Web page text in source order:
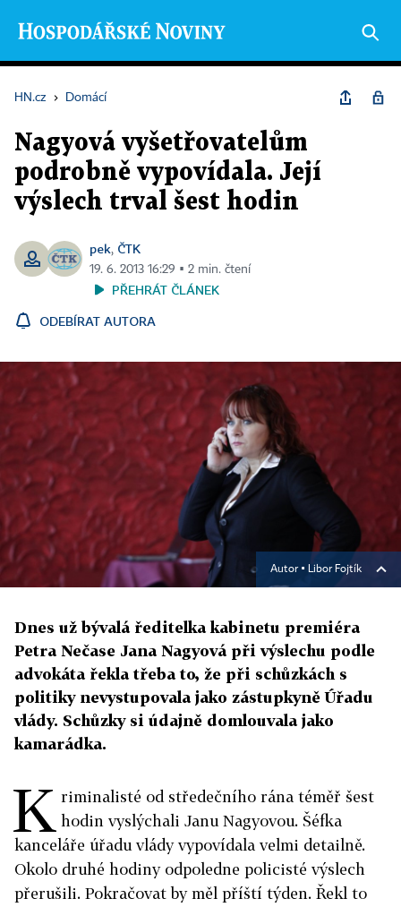
HN.cz › Domácí
Nagyová vyšetřovatelům
podrobně vypovídala. Její
výslech trval šest hodin
pek, ČTK
19. 6. 2013 16:29 ▪ 2 min. čtení
PŘEHRÁT ČLÁNEK
ODEBÍRAT AUTORA
Autor ▪ Libor Fojtík
Dnes už bývalá ředitelka kabinetu premiéra
Petra Nečase Jana Nagyová při výslechu podle
advokáta řekla třeba to, že při schůzkách s
politiky nevystupovala jako zástupkyně Úřadu
vlády. Schůzky si údajně domlouvala jako
kamarádka.
K riminalisté od středečního rána téměř šest
hodin vyslýchali Janu Nagyovou. Šéfka
kanceláře úřadu vlády vypovídala velmi detailně.
Okolo druhé hodiny odpoledne policisté výslech
přerušili. Pokračovat by měl příští týden. Řekl to